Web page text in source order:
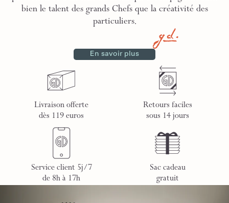
bien le talent des grands Chefs que la créativité des
particuliers.
En savoir plus
Livraison offerte
dès 119 euros
Retours faciles
sous 14 jours
Service client 5j/7
de 8h à 17h
Sac cadeau
gratuit